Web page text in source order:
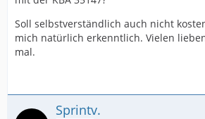
Soll selbstverständlich auch nicht
mich natürlich erkenntlich. Vielen
mal.
Sprintv.